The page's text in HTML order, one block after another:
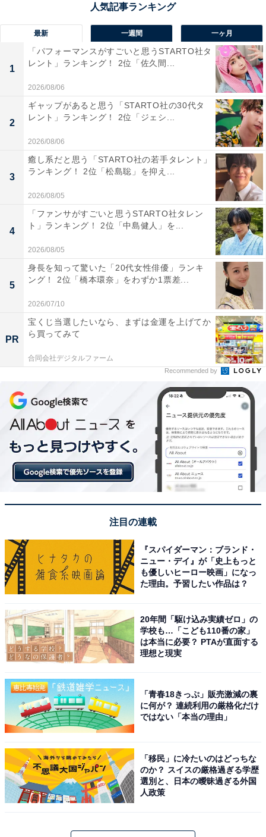
A post shared by 【公式】日テレ?『コタツがない家』毎週水曜
1位にランクインしたのは、小池栄子さんです。現在放
送中のドラマ『コタツがない家』で、民放ゴールデン・
プライム帯連続ドラマ初主演を果たし、注目が集まって
います。
グラビアアイドル出身でバラエティスキルも高く、コミ
カルからシリアスまで幅広い役柄を演じられることか
ら、名バイプレイヤーとの呼び声も高い小池さん。
2011年公開の映画『八日目の蝉』では物語のキーパーソ
ンを演じ、日本アカデミー賞優秀助演女優賞を受賞する
など熱演が高く評価されました。
2014年放送のNHK連続テレビ小説『マッサン』や、
2022年のNHK大河ドラマ『鎌倉殿の13人』でも独特の
存在感を放ち、俳優としてのキャリアを積み重ねていま
す。
したが、堂々としていてとても好感が持てました」（50
代女性）、「憧れる女性像から同性が嫌う女性像まで幅
広く演じ分けできる凄みを感じます」（40代女性）、
く上手だと感じる」（40代男性）などの声が集まりまし
た。
最新 一週間 一ヶ月
1
「パフォーマンスがすごいと思うSTARTO社タ
レント」ランキング！ 2位「佐久間...
2026/08/06
2
ギャップがあると思う「STARTO社の30代タ
レント」ランキング！ 2位「ジェシ...
2026/08/06
3
癒し系だと思う「STARTO社の若手タレント」
ランキング！ 2位「松島聡」を抑え...
2026/08/05
4
「ファンサがすごいと思うSTARTO社タレン
ト」ランキング！ 2位「中島健人」を...
2026/08/05
5
身長を知って驚いた「20代女性俳優」ランキ
ング！ 2位「橋本環奈」をわずか1票差...
2026/07/10
PR
宝くじ当選したいなら、まずは金運を上げてか
ら買ってみて
合同会社デジタルファーム
Recommended by
注目の連載
『スパイダーマン：ブランド・
ニュー・デイ』が「史上もっと
も優しいヒーロー映画」になっ
た理由。予習したい作品は？
20年間「駆け込み実績ゼロ」の
学校も…「こども110番の家」
は本当に必要？ PTAが直面する
理想と現実
「青春18きっぷ」販売激減の裏
に何が？ 連続利用の厳格化だけ
ではない「本当の理由」
「移民」に冷たいのはどっちな
のか？ スイスの厳格過ぎる学歴
選別と、日本の曖昧過ぎる外国
人政策